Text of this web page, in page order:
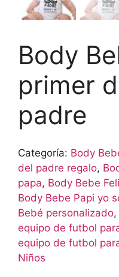
Body
primer
padre
Categoría: Body
del padre regalo,
papa, Body Bebe
Body Bebe Papi yo
Bebé personalizado,
equipo de futbol
equipo de futbol
Niños